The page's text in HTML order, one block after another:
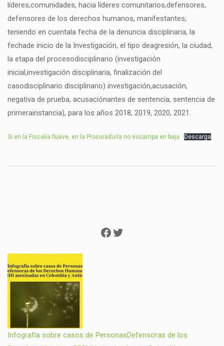
líderes,comunidades, hacia líderes comunitarios,defensores,
defensores de los derechos humanos, manifestantes;
teniendo en cuentala fecha de la denuncia disciplinaria, la
fechade inicio de la Investigación, el tipo deagresión, la ciudad,
la etapa del procesodisciplinario (investigación
inicial,investigación disciplinaria, finalización del
casodisciplinario disciplinario) investigación,acusación,
negativa de prueba, acusaciónantes de sentencia, sentencia de
primerainstancia), para los años 2018, 2019, 2020, 2021.
Si en la Fiscalía llueve, en la Procuraduría no escampa en baja Descarga
Facebook
Twitter
Infografía sobre casos de PersonasDefensoras de los